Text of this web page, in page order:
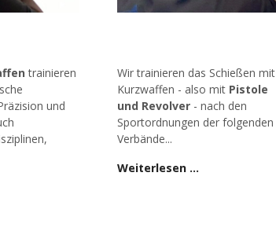
trainieren
und
Wir trainieren das Schießen mit
Kurzwaffen - also mit Pistole
und Revolver - nach den
Sportordnungen der folgenden
Verbände...
Weiterlesen …